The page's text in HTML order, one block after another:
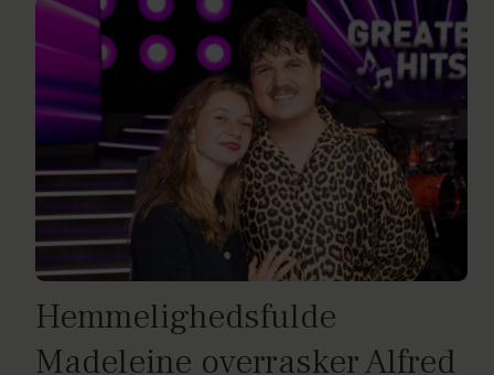
Hemmelighedsfulde
Madeleine overrasker Alfred